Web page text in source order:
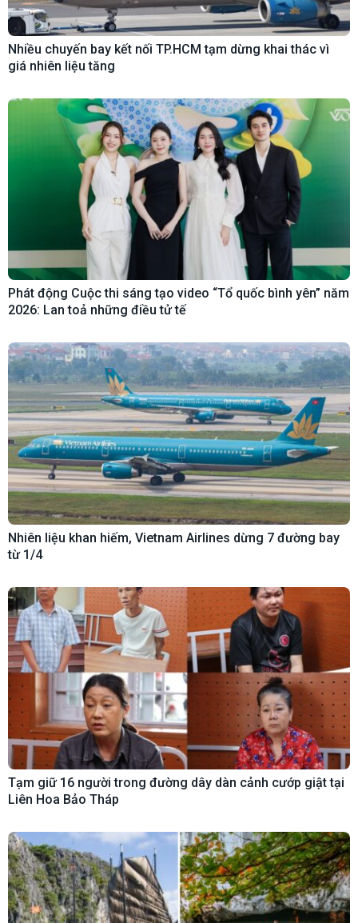
Nhiều chuyến bay kết nối TP.HCM tạm dừng khai thác vì
giá nhiên liệu tăng
Phát động Cuộc thi sáng tạo video “Tổ quốc bình yên” năm
2026: Lan toả những điều tử tế
Nhiên liệu khan hiếm, Vietnam Airlines dừng 7 đường bay
từ 1/4
Tạm giữ 16 người trong đường dây dàn cảnh cướp giật tại
Liên Hoa Bảo Tháp